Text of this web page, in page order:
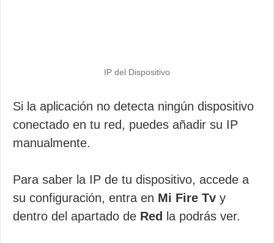
IP del Dispositivo
Si la aplicación no detecta ningún dispositivo
conectado en tu red, puedes añadir su IP
manualmente.
Para saber la IP de tu dispositivo, accede a
su configuración, entra en Mi Fire Tv y
dentro del apartado de Red la podrás ver.